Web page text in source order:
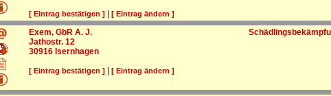
[ Eintrag bestätigen ] [ Eintrag ändern ]
Exem, GbR A. J.
Jathostr. 12
30916 Isernhagen
[ Eintrag bestätigen ] [ Eintrag ändern ]